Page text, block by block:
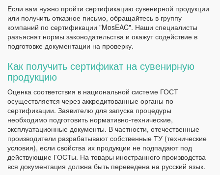
Если вам нужно пройти сертификацию сувенирной продукции
или получить отказное письмо, обращайтесь в группу
компаний по сертификации "MosEAC". Наши специалисты
разъяснят нормы законодательства и окажут содействие в
подготовке документации на проверку.
Как получить сертификат на сувенирную
продукцию
Оценка соответствия в национальной системе ГОСТ
осуществляется через аккредитованные органы по
сертификации. Заявителю для запуска процедуры
необходимо подготовить нормативно-технические,
эксплуатационные документы. В частности, отечественные
производители разрабатывают собственные ТУ (технические
условия), если свойства их продукции не подпадают под
действующие ГОСТы. На товары иностранного производства
вся документация должна быть переведена на русский язык.